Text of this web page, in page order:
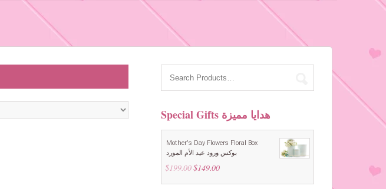
Special Gifts هدايا مميزة
Mother's Day Flowers Floral Box
بوكس ورود عيد الأم المورد
$199.00 Original
was:
$149.00Current
is: